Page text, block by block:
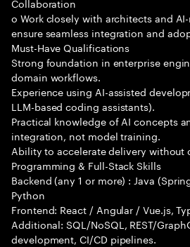
o Work closely with architects and
ensure seamless integration and
Must-Have Qualifications
Strong foundation in enterprise
domain workflows.
Experience using AI-assisted
LLM-based coding assistants).
Practical knowledge of AI concepts
integration, not model training.
Ability to accelerate delivery without
Programming & Full-Stack Skills
Backend (any 1 or more) : Java
Python
Frontend: React / Angular / Vue.js,
Additional: SQL/NoSQL, REST/
development, CI/CD pipelines.